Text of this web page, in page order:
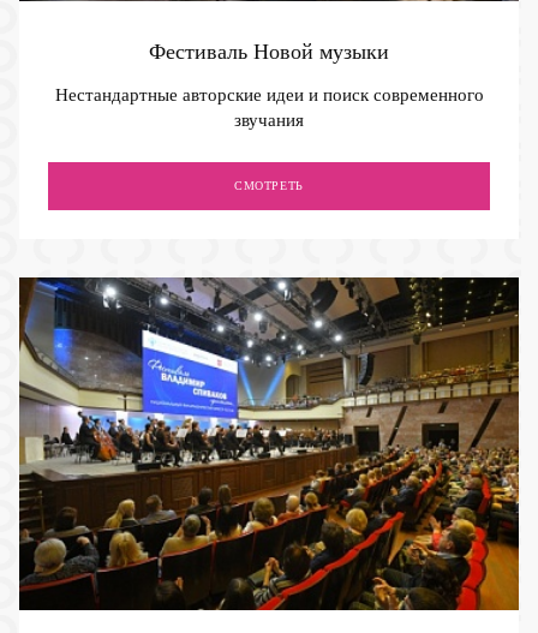
Фестиваль Новой музыки
Нестандартные авторские идеи и поиск современного
звучания
СМОТРЕТЬ